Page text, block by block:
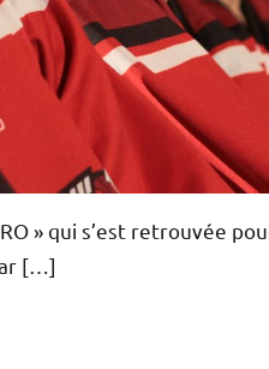
» qui s’est retrouvée
[…]